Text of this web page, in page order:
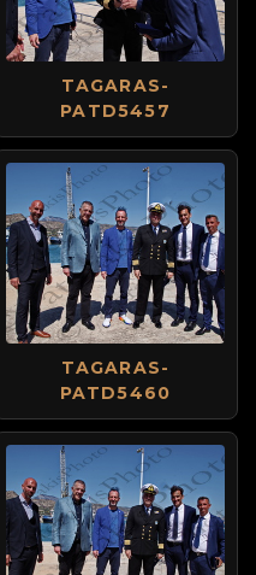
TAGARAS-
PATD5457
TAGARAS-
PATD5460